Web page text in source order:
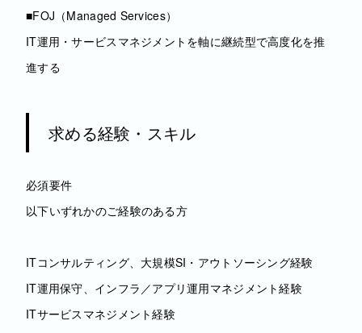
■FOJ（Managed Services）
IT運用・サービスマネジメントを軸に継続型で高度化を推
進する
求める経験・スキル
必須要件
以下いずれかのご経験のある方
ITコンサルティング、大規模SI・アウトソーシング経験
IT運用保守、インフラ／アプリ運用マネジメント経験
ITサービスマネジメント経験